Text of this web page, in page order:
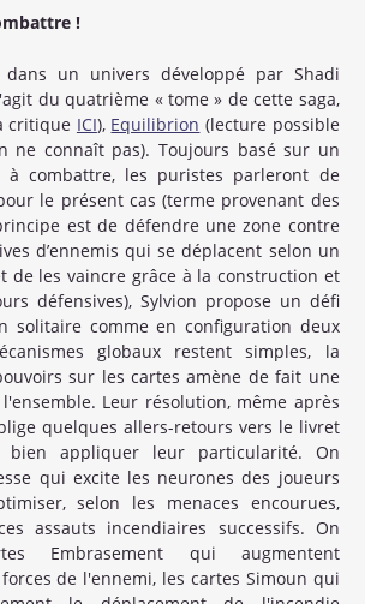
!
dans un univers développé par Shadi
du quatrième « tome » de cette saga,
critique ICI), Equilibrion (lecture possible
ne connaît pas). Toujours basé sur un
à combattre, les puristes parleront de
le présent cas (terme provenant des
est de défendre une zone contre
d’ennemis qui se déplacent selon un
de les vaincre grâce à la construction et
défensives), Sylvion propose un défi
solitaire comme en configuration deux
globaux restent simples, la
sur les cartes amène de fait une
Leur résolution, même après
quelques allers-retours vers le livret
appliquer leur particularité. On
qui excite les neurones des joueurs
selon les menaces encourues,
assauts incendiaires successifs. On
Embrasement qui augmentent
de l'ennemi, les cartes Simoun qui